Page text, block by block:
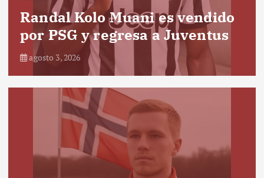
Randal Kolo Muani es vendido
por PSG y regresa a Juventus
agosto 3, 2026